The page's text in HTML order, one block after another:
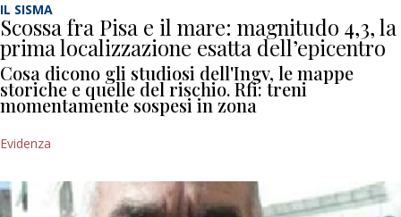
IL SISMA
Scossa fra Pisa e il mare: magnitudo 4,3, la
prima localizzazione esatta dell’epicentro
Cosa dicono gli studiosi dell'Ingv, le mappe
storiche e quelle del rischio. Rfi: treni
momentamente sospesi in zona
Evidenza